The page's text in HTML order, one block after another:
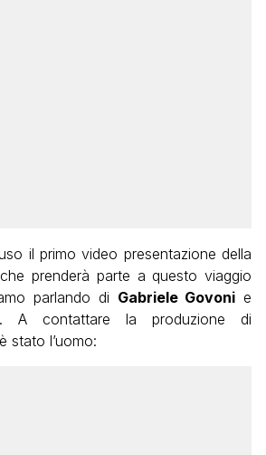
il primo video presentazione della
prenderà parte a questo viaggio
parlando di Gabriele Govoni e
. A contattare la produzione di
stato l’uomo: